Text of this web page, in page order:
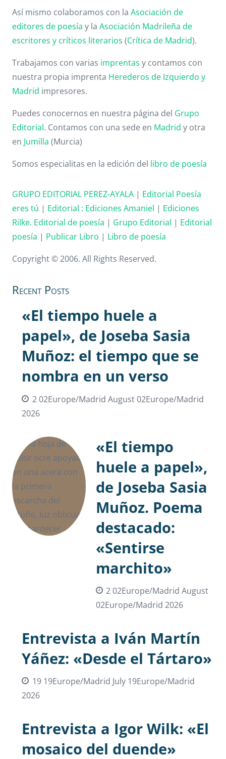
Así mismo colaboramos con la Asociación de
editores de poesía y la Asociación Madrileña de
escritores y críticos literarios (Crítica de Madrid).
Trabajamos con varias imprentas y contamos con
nuestra propia imprenta Herederos de Izquierdo y
Madrid impresores.
Puedes conocernos en nuestra página del Grupo
Editorial. Contamos con una sede en Madrid y otra
en Jumilla (Murcia)
Somos especialitas en la edición del libro de poesía
GRUPO EDITORIAL PEREZ-AYALA | Editorial Poesía
eres tú | Editorial : Ediciones Amaniel | Ediciones
Rilke. Editorial de poesía | Grupo Editorial | Editorial
poesía | Publicar Libro | Libro de poesía
Copyright © 2006. All Rights Reserved.
Recent Posts
«El tiempo huele a
papel», de Joseba Sasia
Muñoz: el tiempo que se
nombra en un verso
2 02Europe/Madrid August 02Europe/Madrid
2026
«El tiempo
huele a papel»,
de Joseba Sasia
Muñoz. Poema
destacado:
«Sentirse
marchito»
2 02Europe/Madrid August
02Europe/Madrid 2026
Entrevista a Iván Martín
Yáñez: «Desde el Tártaro»
19 19Europe/Madrid July 19Europe/Madrid
2026
Entrevista a Igor Wilk: «El
mosaico del duende»